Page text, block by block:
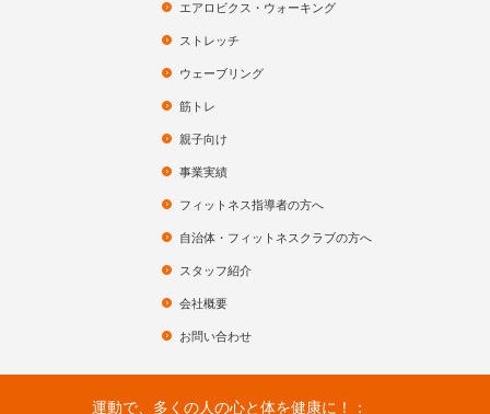
エアロビクス・ウォーキング
ストレッチ
ウェーブリング
筋トレ
親子向け
事業実績
フィットネス指導者の方へ
自治体・フィットネスクラブの方へ
スタッフ紹介
会社概要
お問い合わせ
運動で、多くの人の心と体を健康に！：